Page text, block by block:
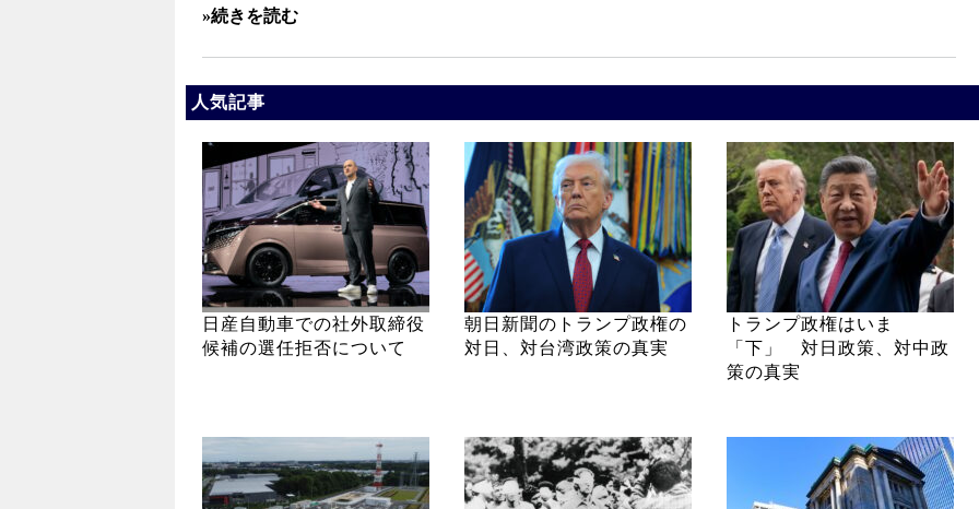
»続きを読む
人気記事
日産自動車での社外取締役
候補の選任拒否について
朝日新聞のトランプ政権の
対日、対台湾政策の真実
トランプ政権はいま
「下」 対日政策、対中政
策の真実